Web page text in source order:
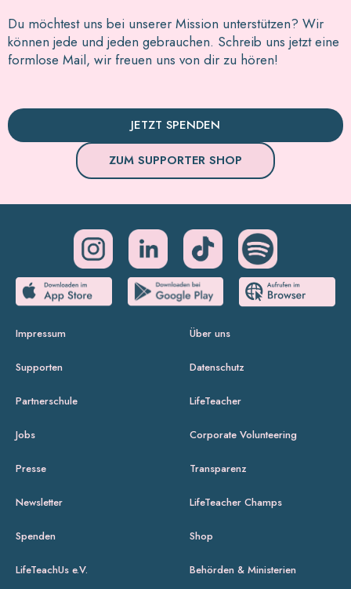
Du möchtest uns bei unserer Mission unterstützen? Wir
können jede und jeden gebrauchen. Schreib uns jetzt eine
formlose Mail, wir freuen uns von dir zu hören!
JETZT SPENDEN
ZUM SUPPORTER SHOP
Impressum Über uns
Supporten Datenschutz
Partnerschule LifeTeacher
Jobs Corporate Volunteering
Presse Transparenz
Newsletter LifeTeacher Champs
Spenden Shop
LifeTeachUs e.V. Behörden & Ministerien